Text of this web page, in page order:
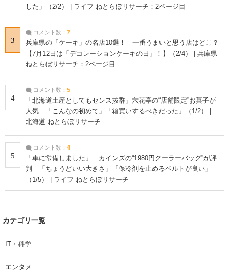
した」（2/2） | ライフ ねとらぼリサーチ：2ページ目
3
コメント数： 7
兵庫県の「ケーキ」の名店10選！ 一番うまいと思う店はどこ？
【7月12日は「デコレーションケーキの日」！】（2/4） | 兵庫県
ねとらぼリサーチ：2ページ目
4
コメント数： 5
「北海道土産としてもセンス抜群」六花亭の“店舗限定”お菓子が
人気 「こんなの初めて」「箱買いするべきだった」（1/2） |
北海道 ねとらぼリサーチ
5
コメント数： 4
「車に常備しました」 カインズの“1980円クーラーバッグ”が評
判 「ちょうどいい大きさ」「保冷剤を止めるベルトが良い」
（1/5） | ライフ ねとらぼリサーチ
カテゴリ一覧
IT・科学
エンタメ